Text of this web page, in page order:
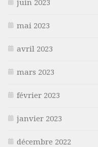
juin 2023
mai 2023
avril 2023
mars 2023
février 2023
janvier 2023
décembre 2022